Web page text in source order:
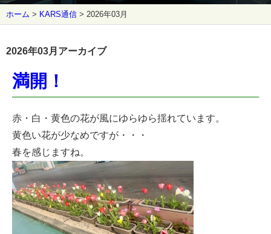
ホーム > KARS通信 > 2026年03月
2026年03月アーカイブ
満開！
赤・白・黄色の花が風にゆらゆら揺れています。
黄色い花が少なめですが・・・
春を感じますね。